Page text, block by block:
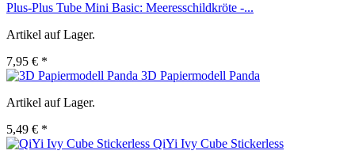
Plus-Plus Tube Mini Basic: Meeresschildkröte -...
Artikel auf Lager.
7,95 € *
3D Papiermodell Panda
Artikel auf Lager.
5,49 € *
QiYi Ivy Cube Stickerless